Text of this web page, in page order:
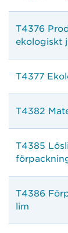
T4376
ekologiskt
T4377
T4382
T4385
T4386
lim